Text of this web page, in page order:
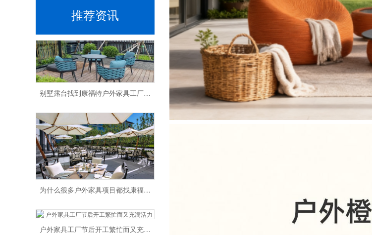
推荐资讯
别墅露台找到康福特户外家具工厂，打造完美休闲空间
为什么很多户外家具项目都找康福特？
户外家具工厂节后开工繁忙而又充满活力